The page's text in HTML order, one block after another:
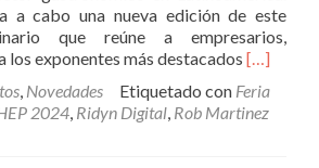
a cabo una nueva edición de este
que reúne a empresarios,
los exponentes más destacados Leer
Martínez,
director
[…]
, Novedades Etiquetado con Feria
2024, Ridyn Digital, Rob Martinez